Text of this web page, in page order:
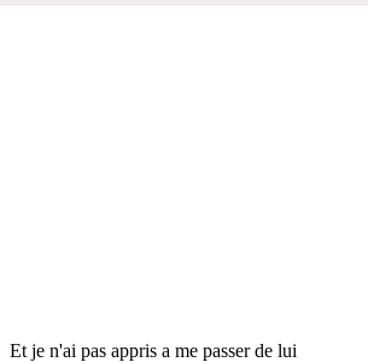
Et je n'ai pas appris a me passer de lui